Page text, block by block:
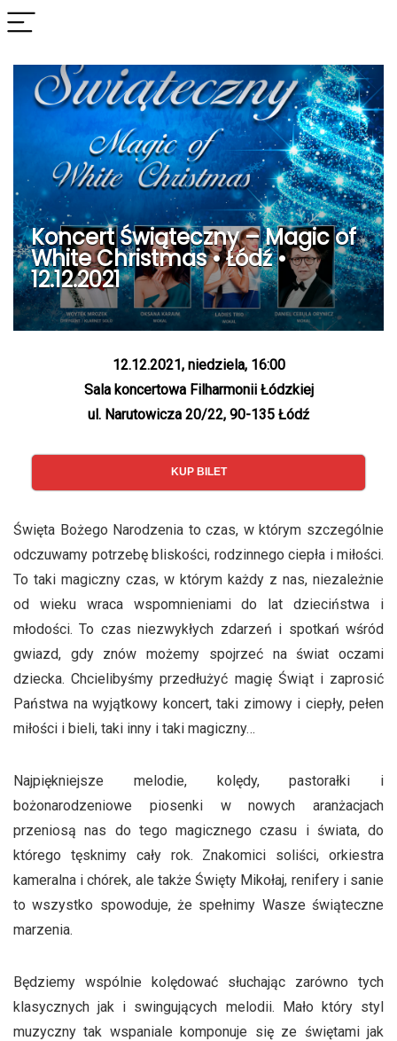
Koncert Świąteczny – Magic of
White Christmas • Łódź •
12.12.2021
12.12.2021, niedziela, 16:00
Sala koncertowa Filharmonii Łódzkiej
ul. Narutowicza 20/22, 90-135 Łódź
KUP BILET
Święta Bożego Narodzenia to czas, w którym szczególnie
odczuwamy potrzebę bliskości, rodzinnego ciepła i miłości.
To taki magiczny czas, w którym każdy z nas, niezależnie
od wieku wraca wspomnieniami do lat dzieciństwa i
młodości. To czas niezwykłych zdarzeń i spotkań wśród
gwiazd, gdy znów możemy spojrzeć na świat oczami
dziecka. Chcielibyśmy przedłużyć magię Świąt i zaprosić
Państwa na wyjątkowy koncert, taki zimowy i ciepły, pełen
miłości i bieli, taki inny i taki magiczny…
Najpiękniejsze melodie, kolędy, pastorałki i
bożonarodzeniowe piosenki w nowych aranżacjach
przeniosą nas do tego magicznego czasu i świata, do
którego tęsknimy cały rok. Znakomici soliści, orkiestra
kameralna i chórek, ale także Święty Mikołaj, renifery i sanie
to wszystko spowoduje, że spełnimy Wasze świąteczne
marzenia.
Będziemy wspólnie kolędować słuchając zarówno tych
klasycznych jak i swingujących melodii. Mało który styl
muzyczny tak wspaniale komponuje się ze świętami jak